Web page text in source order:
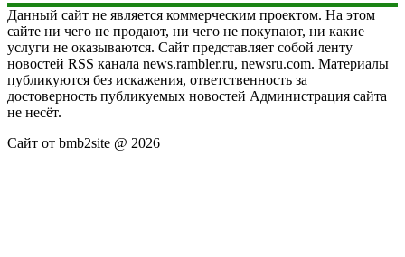
Данный сайт не является коммерческим проектом. На этом
сайте ни чего не продают, ни чего не покупают, ни какие
услуги не оказываются. Сайт представляет собой ленту
новостей RSS канала news.rambler.ru, newsru.com. Материалы
публикуются без искажения, ответственность за
достоверность публикуемых новостей Администрация сайта
не несёт.
Сайт от bmb2site @ 2026